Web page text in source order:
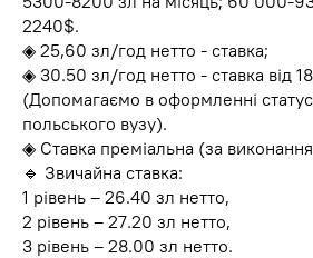
2240$.
◈ 25,60 зл/год нетто - ставка;
◈ 30.50 зл/год нетто - ставка від
(Допомагаємо в оформленні
польського вузу).
◈ Ставка преміальна (за
🔹 Звичайна ставка:
1 рівень – 26.40 зл нетто,
2 рівень – 27.20 зл нетто,
3 рівень – 28.00 зл нетто.